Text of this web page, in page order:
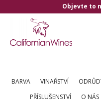
Objevte to
BARVA VINAŘSTVÍ
PŘÍSLUŠENSTVÍ
O NÁS